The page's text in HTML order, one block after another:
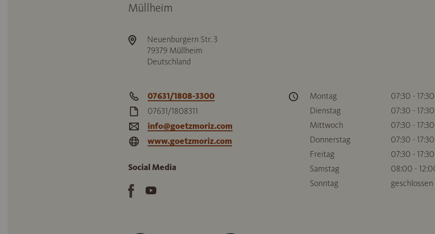
Müllheim
Neuenburgern Str. 3
79379 Müllheim
Deutschland
07631/1808-3300
07631/1808311
info@goetzmoriz.com
www.goetzmoriz.com
Social Media
Montag
07:30 - 17:30
Dienstag
07:30 - 17:30
Mittwoch
07:30 - 17:30
Donnerstag
07:30 - 17:30
Freitag
07:30 - 17:30
Samstag
08:00 -
Sonntag
geschlossen